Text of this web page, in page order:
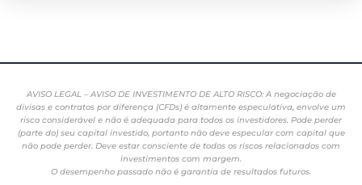
AVISO LEGAL – AVISO DE INVESTIMENTO DE ALTO RISCO: A negociação de
divisas e contratos por diferença (CFDs) é altamente especulativa, envolve um
risco considerável e não é adequada para todos os investidores. Pode perder
(parte do) seu capital investido, portanto não deve especular com capital que
não pode perder. Deve estar consciente de todos os riscos relacionados com
investimentos com margem.
O desempenho passado não é garantia de resultados futuros.